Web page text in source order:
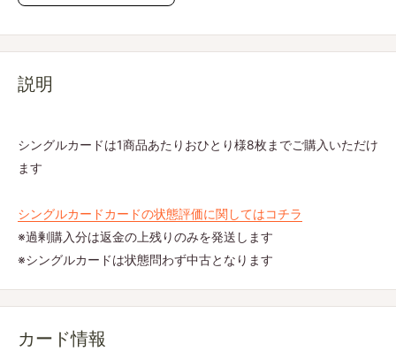
説明
シングルカードは1商品あたりおひとり様8枚までご購入いただけ
ます
シングルカードカードの状態評価に関してはコチラ
※過剰購入分は返金の上残りのみを発送します
※シングルカードは状態問わず中古となります
カード情報